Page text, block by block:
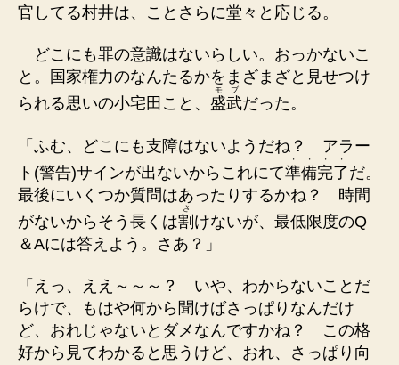
官してる村井は、ことさらに堂々と応じる。
どこにも罪の意識はないらしい。おっかないこ
と。国家権力のなんたるかをまざまざと見せつけ
られる思いの小宅田こと、 盛武
モブ
だった。
「ふむ、どこにも支障はないようだね？ アラー
ト(警告)サインが出ないからこれにて準
・
備
・
完
・
了
・
だ。
最後にいくつか質問はあったりするかね？ 時間
がないからそう長くは割
さ
けないが、最低限度のQ
＆Aには答えよう。さあ？」
「えっ、ええ～～～？ いや、わからないことだ
らけで、もはや何から聞けばさっぱりなんだけ
ど、おれじゃないとダメなんですかね？ この格
好から見てわかると思うけど、おれ、さっぱり向